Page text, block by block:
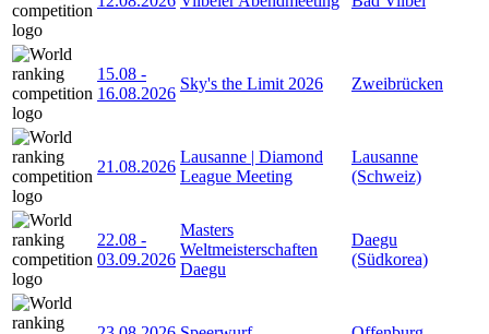
15.08 -
16.08.2026
Sky's the Limit 2026 Zweibrücken
21.08.2026
Lausanne | Diamond
League Meeting
Lausanne
(Schweiz)
22.08 -
03.09.2026
Masters
Weltmeisterschaften
Daegu
Daegu
(Südkorea)